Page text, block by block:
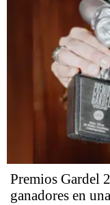
Premios Gardel
ganadores en